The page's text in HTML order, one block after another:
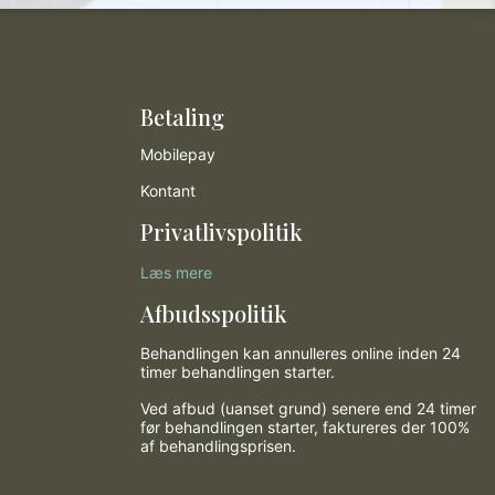
Betaling
Mobilepay
Kontant
Privatlivspolitik
Læs mere
Afbudsspolitik
Behandlingen kan annulleres online inden 24
timer behandlingen starter.
Ved afbud (uanset grund) senere end 24 timer
før behandlingen starter, faktureres der 100%
af behandlingsprisen.